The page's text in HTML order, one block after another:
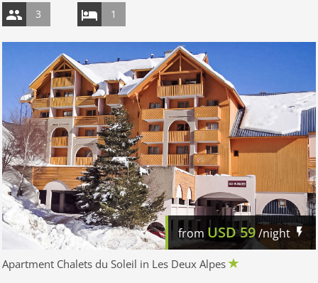
3 1
from USD59/night
Apartment Chalets du Soleil in Les Deux Alpes